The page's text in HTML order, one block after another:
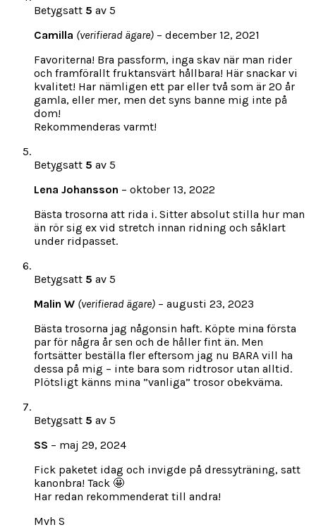
Betygsatt 5 av 5
Camilla (verifierad ägare) – december 12, 2021
Favoriterna! Bra passform, inga skav när man rider
och framförallt fruktansvärt hållbara! Här snackar vi
kvalitet! Har nämligen ett par eller två som är 20 år
gamla, eller mer, men det syns banne mig inte på
dom!
Rekommenderas varmt!
Betygsatt 5 av 5
Lena Johansson – oktober 13, 2022
Bästa trosorna att rida i. Sitter absolut stilla hur man
än rör sig ex vid stretch innan ridning och såklart
under ridpasset.
Betygsatt 5 av 5
Malin W (verifierad ägare) – augusti 23, 2023
Bästa trosorna jag någonsin haft. Köpte mina första
par för några år sen och de håller fint än. Men
fortsätter beställa fler eftersom jag nu BARA vill ha
dessa på mig – inte bara som ridtrosor utan alltid.
Plötsligt känns mina ”vanliga” trosor obekväma.
Betygsatt 5 av 5
SS – maj 29, 2024
Fick paketet idag och invigde på dressyträning, satt
kanonbra! Tack 🤩
Har redan rekommenderat till andra!
Mvh S